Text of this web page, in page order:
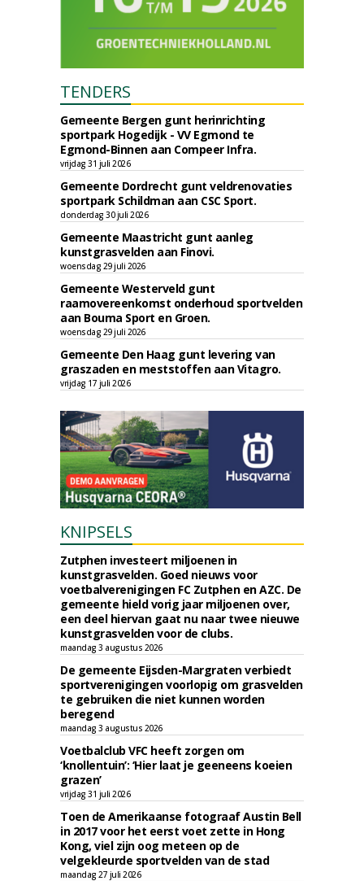
TENDERS
Gemeente Bergen gunt herinrichting
sportpark Hogedijk - VV Egmond te
Egmond-Binnen aan Compeer Infra.
vrijdag 31 juli 2026
Gemeente Dordrecht gunt veldrenovaties
sportpark Schildman aan CSC Sport.
donderdag 30 juli 2026
Gemeente Maastricht gunt aanleg
kunstgrasvelden aan Finovi.
woensdag 29 juli 2026
Gemeente Westerveld gunt
raamovereenkomst onderhoud sportvelden
aan Bouma Sport en Groen.
woensdag 29 juli 2026
Gemeente Den Haag gunt levering van
graszaden en meststoffen aan Vitagro.
vrijdag 17 juli 2026
KNIPSELS
Zutphen investeert miljoenen in
kunstgrasvelden. Goed nieuws voor
voetbalverenigingen FC Zutphen en AZC. De
gemeente hield vorig jaar miljoenen over,
een deel hiervan gaat nu naar twee nieuwe
kunstgrasvelden voor de clubs.
maandag 3 augustus 2026
De gemeente Eijsden-Margraten verbiedt
sportverenigingen voorlopig om grasvelden
te gebruiken die niet kunnen worden
beregend
maandag 3 augustus 2026
Voetbalclub VFC heeft zorgen om
‘knollentuin’: ‘Hier laat je geeneens koeien
grazen’
vrijdag 31 juli 2026
Toen de Amerikaanse fotograaf Austin Bell
in 2017 voor het eerst voet zette in Hong
Kong, viel zijn oog meteen op de
velgekleurde sportvelden van de stad
maandag 27 juli 2026